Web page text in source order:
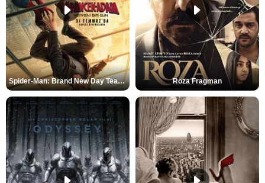
Spider-Man: Brand New Day Teaser Roza Fragman